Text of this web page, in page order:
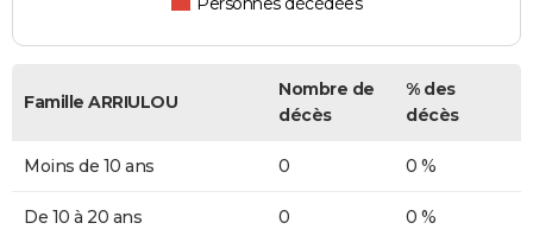
Famille ARRIULOU
Nombre de
décès
% des
décès
Moins de 10 ans 0 0 %
De 10 à 20 ans 0 0 %